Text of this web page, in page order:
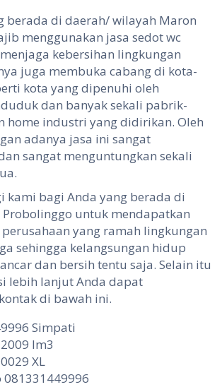
berada di daerah/ wilayah Maron
menggunakan jasa sedot wc
kebersihan lingkungan
juga membuka cabang di kota-
kota yang dipenuhi oleh
dan banyak sekali pabrik-
home industri yang didirikan. Oleh
adanya jasa ini sangat
sangat menguntungkan sekali
kami bagi Anda yang berada di
untuk mendapatkan
yang ramah lingkungan
sehingga kelangsungan hidup
dan bersih tentu saja. Selain itu
lebih lanjut Anda dapat
di bawah ini.
Simpati
Im3
XL
081331449996